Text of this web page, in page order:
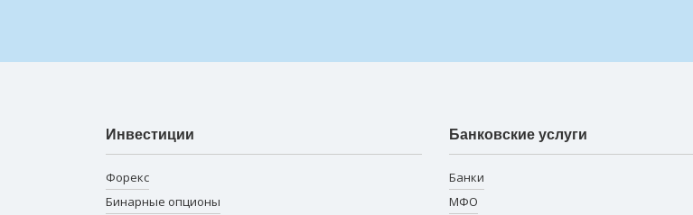
Инвестиции
Форекс
Бинарные опционы
Банковские услуги
Банки
МФО